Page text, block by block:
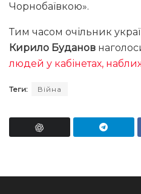
Чорнобаївкою».
Тим часом очільник
Кирило Буданов
людей у кабінетах,
Теги: Війна